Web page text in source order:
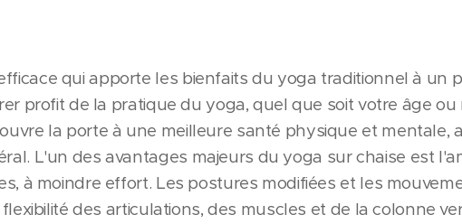
qui apporte les bienfaits du yoga traditionnel à un
profit de la pratique du yoga, quel que soit votre âge ou
la porte à une meilleure santé physique et mentale,
L'un des avantages majeurs du yoga sur chaise est
à moindre effort. Les postures modifiées et les
des articulations, des muscles et de la colonne